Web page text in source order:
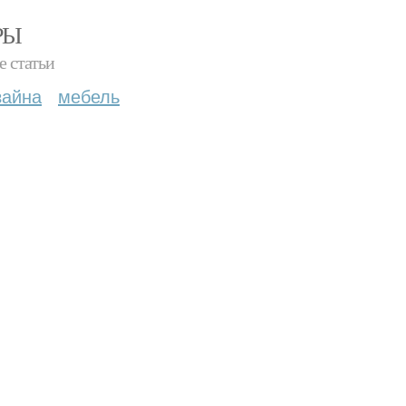
статьи
мебель